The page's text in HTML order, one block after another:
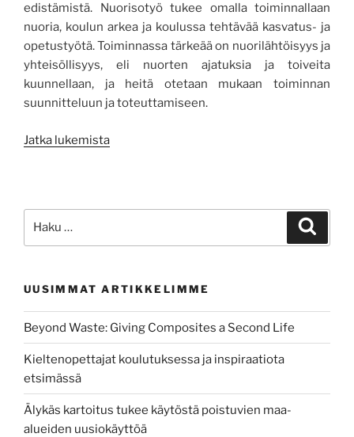
edistämistä. Nuorisotyö tukee omalla toiminnallaan
nuoria, koulun arkea ja koulussa tehtävää kasvatus- ja
opetustyötä. Toiminnassa tärkeää on nuorilähtöisyys ja
yhteisöllisyys, eli nuorten ajatuksia ja toiveita
kuunnellaan, ja heitä otetaan mukaan toiminnan
suunnitteluun ja toteuttamiseen.
Jatka lukemista”Kuuntele
UUSIMMAT ARTIKKELIMME
Beyond Waste: Giving Composites a Second Life
Kieltenopettajat koulutuksessa ja inspiraatiota
etsimässä
Älykäs kartoitus tukee käytöstä poistuvien maa-
alueiden uusiokäyttöä